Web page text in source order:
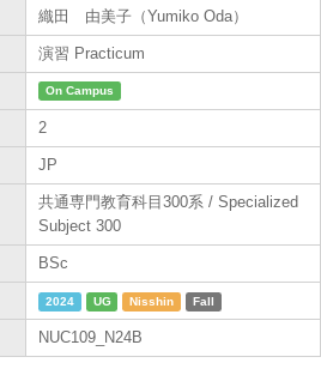
織田 由美子（Yumiko Oda）
演習 Practicum
On Campus
2
JP
共通専門教育科目300系 / Specialized
Subject 300
BSc
2024 UG Nisshin Fall
NUC109_N24B